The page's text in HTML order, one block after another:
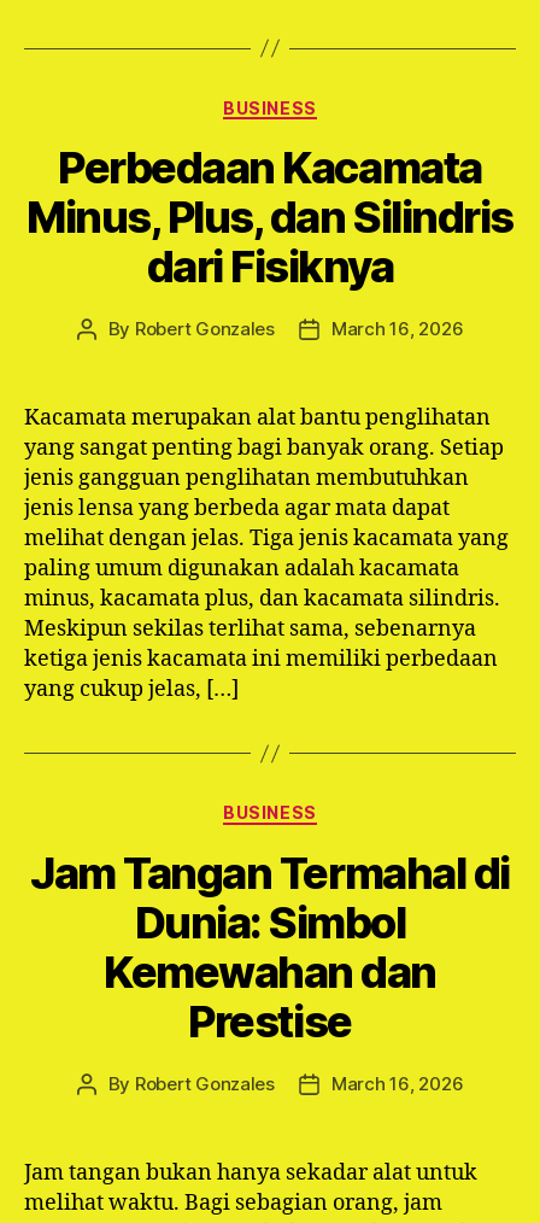
Categories
BUSINESS
Perbedaan Kacamata
Minus, Plus, dan Silindris
dari Fisiknya
Post
By Robert Gonzales
PostMarch 16, 2026
Kacamata merupakan alat bantu penglihatan
yang sangat penting bagi banyak orang. Setiap
jenis gangguan penglihatan membutuhkan
jenis lensa yang berbeda agar mata dapat
melihat dengan jelas. Tiga jenis kacamata yang
paling umum digunakan adalah kacamata
minus, kacamata plus, dan kacamata silindris.
Meskipun sekilas terlihat sama, sebenarnya
ketiga jenis kacamata ini memiliki perbedaan
yang cukup jelas, […]
Categories
BUSINESS
Jam Tangan Termahal di
Dunia: Simbol
Kemewahan dan
Prestise
Post
By Robert Gonzales
PostMarch 16, 2026
Jam tangan bukan hanya sekadar alat untuk
melihat waktu. Bagi sebagian orang, jam